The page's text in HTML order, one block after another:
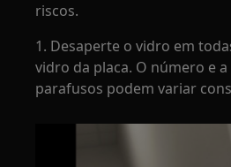
riscos.
1. Desaperte o vidro em
vidro da placa. O número e
parafusos podem variar